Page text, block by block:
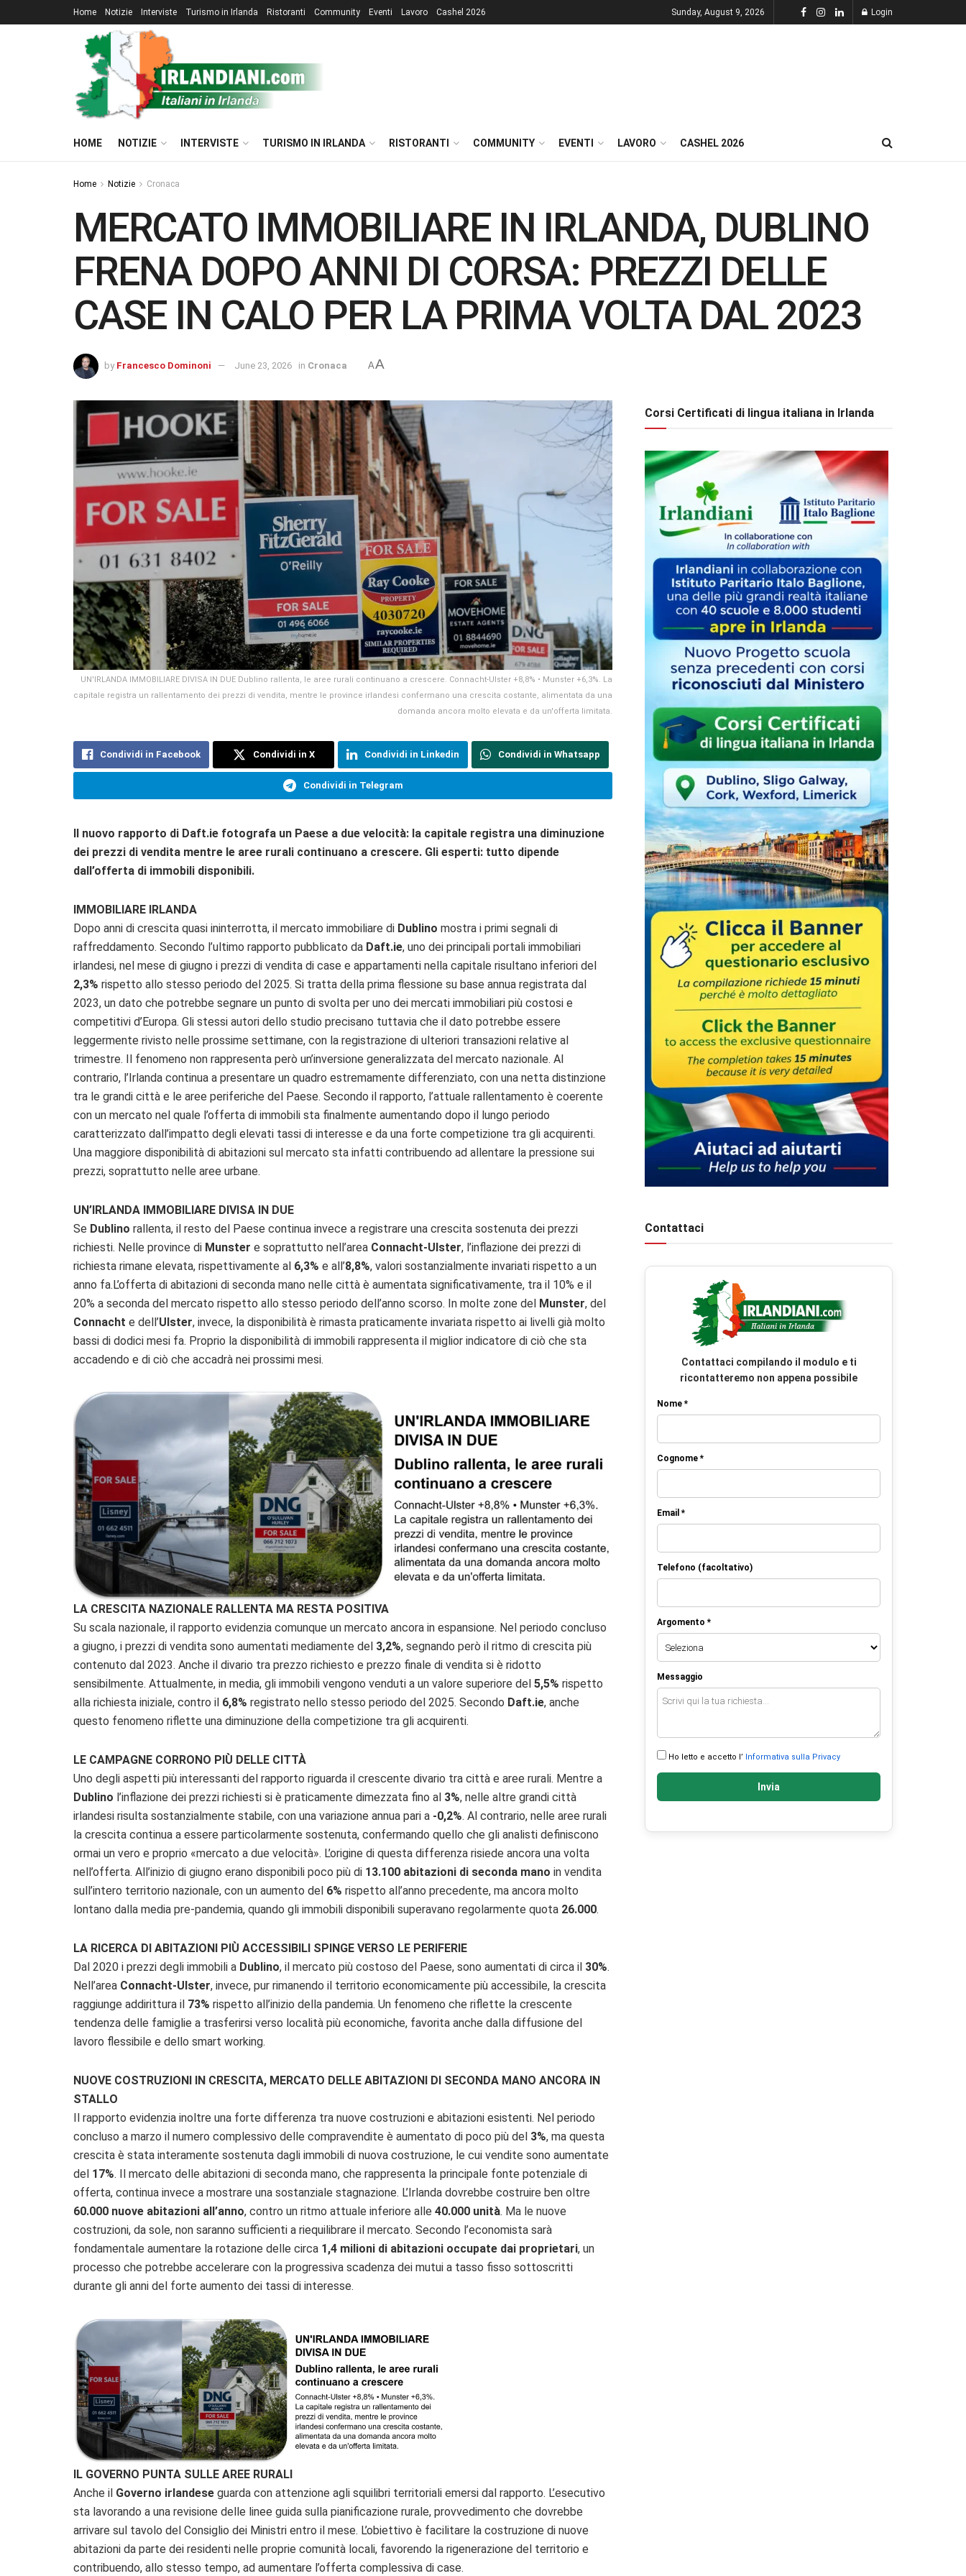
Home Notizie Interviste Turismo in Irlanda Ristoranti Community Eventi Lavoro Cashel 2026 Sunday, August 9, 2026 Login
HOME NOTIZIE INTERVISTE TURISMO IN IRLANDA RISTORANTI COMMUNITY EVENTI LAVORO CASHEL 2026
Home Notizie Cronaca
MERCATO IMMOBILIARE IN IRLANDA, DUBLINO
FRENA DOPO ANNI DI CORSA: PREZZI DELLE
CASE IN CALO PER LA PRIMA VOLTA DAL 2023
by Francesco Dominoni June 23, 2026 in Cronaca AA
UN'IRLANDA IMMOBILIARE DIVISA IN DUE Dublino rallenta, le aree rurali continuano a crescere. Connacht-Ulster +8,8% • Munster +6,3%. La
capitale registra un rallentamento dei prezzi di vendita, mentre le province irlandesi confermano una crescita costante, alimentata da una
domanda ancora molto elevata e da un'offerta limitata.
Condividi in Facebook Condividi in X Condividi in Linkedin Condividi in Whatsapp
Condividi in Telegram
Il nuovo rapporto di Daft.ie fotografa un Paese a due velocità: la capitale registra una diminuzione
dei prezzi di vendita mentre le aree rurali continuano a crescere. Gli esperti: tutto dipende
dall’offerta di immobili disponibili.
IMMOBILIARE IRLANDA
Dopo anni di crescita quasi ininterrotta, il mercato immobiliare di Dublino mostra i primi segnali di
raffreddamento. Secondo l’ultimo rapporto pubblicato da Daft.ie, uno dei principali portali immobiliari
irlandesi, nel mese di giugno i prezzi di vendita di case e appartamenti nella capitale risultano inferiori del
2,3% rispetto allo stesso periodo del 2025. Si tratta della prima flessione su base annua registrata dal
2023, un dato che potrebbe segnare un punto di svolta per uno dei mercati immobiliari più costosi e
competitivi d’Europa. Gli stessi autori dello studio precisano tuttavia che il dato potrebbe essere
leggermente rivisto nelle prossime settimane, con la registrazione di ulteriori transazioni relative al
trimestre. Il fenomeno non rappresenta però un’inversione generalizzata del mercato nazionale. Al
contrario, l’Irlanda continua a presentare un quadro estremamente differenziato, con una netta distinzione
tra le grandi città e le aree periferiche del Paese. Secondo il rapporto, l’attuale rallentamento è coerente
con un mercato nel quale l’offerta di immobili sta finalmente aumentando dopo il lungo periodo
caratterizzato dall’impatto degli elevati tassi di interesse e da una forte competizione tra gli acquirenti.
Una maggiore disponibilità di abitazioni sul mercato sta infatti contribuendo ad allentare la pressione sui
prezzi, soprattutto nelle aree urbane.
UN’IRLANDA IMMOBILIARE DIVISA IN DUE
Se Dublino rallenta, il resto del Paese continua invece a registrare una crescita sostenuta dei prezzi
richiesti. Nelle province di Munster e soprattutto nell’area Connacht-Ulster, l’inflazione dei prezzi di
richiesta rimane elevata, rispettivamente al 6,3% e all’8,8%, valori sostanzialmente invariati rispetto a un
anno fa.L’offerta di abitazioni di seconda mano nelle città è aumentata significativamente, tra il 10% e il
20% a seconda del mercato rispetto allo stesso periodo dell’anno scorso. In molte zone del
Munster, del
Connacht e dell’Ulster, invece, la disponibilità è rimasta praticamente invariata rispetto ai livelli già molto
bassi di dodici mesi fa. Proprio la disponibilità di immobili rappresenta il miglior indicatore di ciò che sta
accadendo e di ciò che accadrà nei prossimi mesi.
LA CRESCITA NAZIONALE RALLENTA MA RESTA POSITIVA
Su scala nazionale, il rapporto evidenzia comunque un mercato ancora in espansione. Nel periodo concluso
a giugno, i prezzi di vendita sono aumentati mediamente del 3,2%, segnando però il ritmo di crescita più
contenuto dal 2023. Anche il divario tra prezzo richiesto e prezzo finale di vendita si è ridotto
sensibilmente. Attualmente, in media, gli immobili vengono venduti a un valore superiore del 5,5% rispetto
alla richiesta iniziale, contro il 6,8% registrato nello stesso periodo del 2025. Secondo Daft.ie, anche
questo fenomeno riflette una diminuzione della competizione tra gli acquirenti.
LE CAMPAGNE CORRONO PIÙ DELLE CITTÀ
Uno degli aspetti più interessanti del rapporto riguarda il crescente divario tra città e aree rurali. Mentre a
Dublino l’inflazione dei prezzi richiesti si è praticamente dimezzata fino al 3%, nelle altre grandi città
irlandesi risulta sostanzialmente stabile, con una variazione annua pari a -0,2%. Al contrario, nelle aree rurali
la crescita continua a essere particolarmente sostenuta, confermando quello che gli analisti definiscono
ormai un vero e proprio «mercato a due velocità». L’origine di questa differenza risiede ancora una volta
nell’offerta. All’inizio di giugno erano disponibili poco più di 13.100 abitazioni di seconda mano in vendita
sull’intero territorio nazionale, con un aumento del 6% rispetto all’anno precedente, ma ancora molto
lontano dalla media pre-pandemia, quando gli immobili disponibili superavano regolarmente quota 26.000.
LA RICERCA DI ABITAZIONI PIÙ ACCESSIBILI SPINGE VERSO LE PERIFERIE
Dal 2020 i prezzi degli immobili a Dublino, il mercato più costoso del Paese, sono aumentati di circa il 30%.
Nell’area Connacht-Ulster, invece, pur rimanendo il territorio economicamente più accessibile, la crescita
raggiunge addirittura il 73% rispetto all’inizio della pandemia. Un fenomeno che riflette la crescente
tendenza delle famiglie a trasferirsi verso località più economiche, favorita anche dalla diffusione del
lavoro flessibile e dello smart working.
NUOVE COSTRUZIONI IN CRESCITA, MERCATO DELLE ABITAZIONI DI SECONDA MANO ANCORA IN
STALLO
Il rapporto evidenzia inoltre una forte differenza tra nuove costruzioni e abitazioni esistenti. Nel periodo
concluso a marzo il numero complessivo delle compravendite è aumentato di poco più del 3%, ma questa
crescita è stata interamente sostenuta dagli immobili di nuova costruzione, le cui vendite sono aumentate
del 17%. Il mercato delle abitazioni di seconda mano, che rappresenta la principale fonte potenziale di
offerta, continua invece a mostrare una sostanziale stagnazione. L’Irlanda dovrebbe costruire ben oltre
60.000 nuove abitazioni all’anno, contro un ritmo attuale inferiore alle 40.000 unità. Ma le nuove
costruzioni, da sole, non saranno sufficienti a riequilibrare il mercato. Secondo l’economista sarà
fondamentale aumentare la rotazione delle circa 1,4 milioni di abitazioni occupate dai proprietari, un
processo che potrebbe accelerare con la progressiva scadenza dei mutui a tasso fisso sottoscritti
durante gli anni del forte aumento dei tassi di interesse.
IL GOVERNO PUNTA SULLE AREE RURALI
Anche il Governo irlandese guarda con attenzione agli squilibri territoriali emersi dal rapporto. L’esecutivo
sta lavorando a una revisione delle linee guida sulla pianificazione rurale, provvedimento che dovrebbe
arrivare sul tavolo del Consiglio dei Ministri entro il mese. L’obiettivo è facilitare la costruzione di nuove
abitazioni da parte dei residenti nelle proprie comunità locali, favorendo la rigenerazione del territorio e
contribuendo, allo stesso tempo, ad aumentare l’offerta complessiva di case.
Corsi Certificati di lingua italiana in Irlanda
Contattaci
Contattaci compilando il modulo e ti
ricontatteremo non appena possibile
Nome *
Cognome *
Email *
Telefono (facoltativo)
Argomento *
Messaggio
Ho letto e accetto l’ Informativa sulla Privacy
Invia